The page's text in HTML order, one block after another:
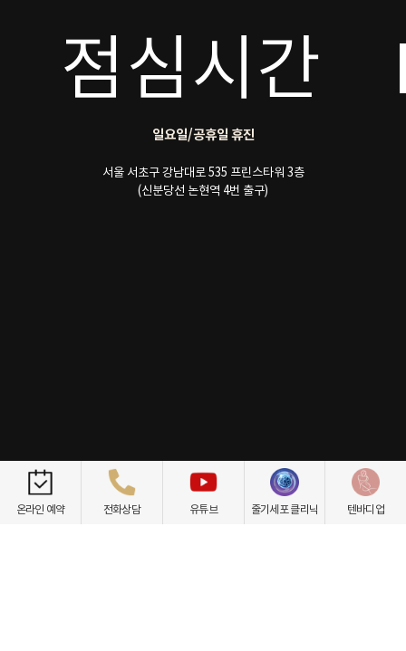
점심시간
일요일/공휴일 휴진
서울 서초구 강남대로 535 프린스타워 3층
(신분당선 논현역 4번 출구)
개인정보취급방침 이용약관 환자권리장전 비급여항목
온라인 예약 전화상담 유튜브 줄기세포 클리닉 텐바디업